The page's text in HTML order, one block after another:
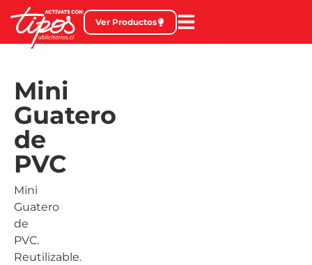
Ver Productos
Mini
Guatero
de
PVC
Mini
Guatero
de
PVC.
Reutilizable.